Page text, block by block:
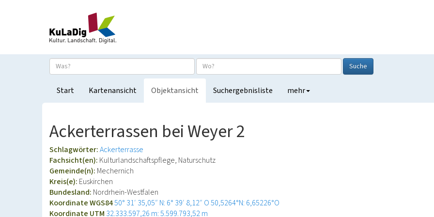
Suche
Start Kartenansicht Objektansicht Suchergebnisliste mehr
Ackerterrassen bei Weyer 2
Schlagwörter:Ackerterrasse
Fachsicht(en): Kulturlandschaftspflege, Naturschutz
Gemeinde(n): Mechernich
Kreis(e): Euskirchen
Bundesland: Nordrhein-Westfalen
Koordinate WGS8450° 31′ 35,05″ N: 6° 39′ 8,12″ O50,5264°N: 6,65226°O
Koordinate UTM 32.333.597,26 m: 5.599.793,52 m